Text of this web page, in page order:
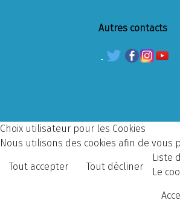
Autres contacts
Choix utilisateur pour les Cookies
Nous utilisons des cookies afin de
Tout accepter Tout décliner
Liste
Le